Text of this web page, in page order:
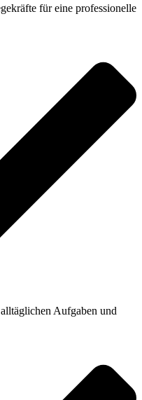
für eine professionelle
Aufgaben und